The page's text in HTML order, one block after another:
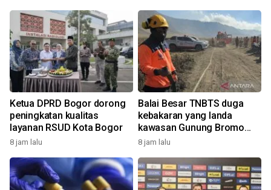
Ketua DPRD Bogor dorong
peningkatan kualitas
layanan RSUD Kota Bogor
8 jam lalu
Balai Besar TNBTS duga
kebakaran yang landa
kawasan Gunung Bromo
karena aktivitas manusia
8 jam lalu